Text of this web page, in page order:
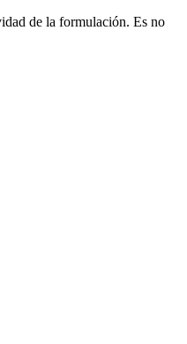
de la formulación. Es no